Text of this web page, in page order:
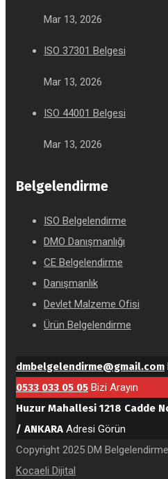
Mar 13, 2026
ISO 37301 Belgesi
Mar 13, 2026
ISO 44001 Belgesi
Mar 13, 2026
Belgelendirme
ISO Belgelendirme
DMO Danışmanlığı
CE Belgelendirme
Danışmanlık
Devlet Malzeme Ofisi
Ürün Belgelendirme
dmbelgelendirme@gmail.com
0533 033 05 05 Bizi Arayın
Huzur Mahallesi 1218 Cadde
/ ANKARA Adresi Görün
Copyright 2025 DM
Kocaeli Dijital